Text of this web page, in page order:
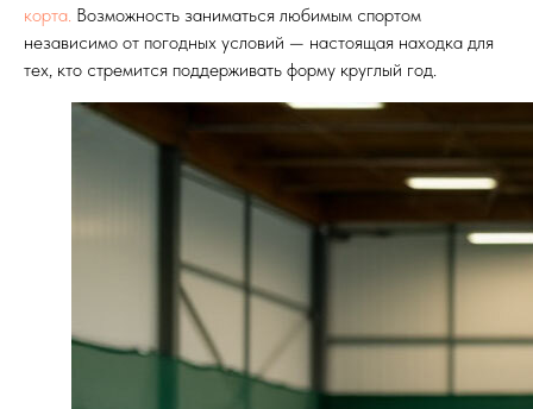
корта. Возможность заниматься любимым спортом
независимо от погодных условий — настоящая находка для
тех, кто стремится поддерживать форму круглый год.